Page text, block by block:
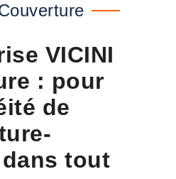
VICINI
: pour
de
tout